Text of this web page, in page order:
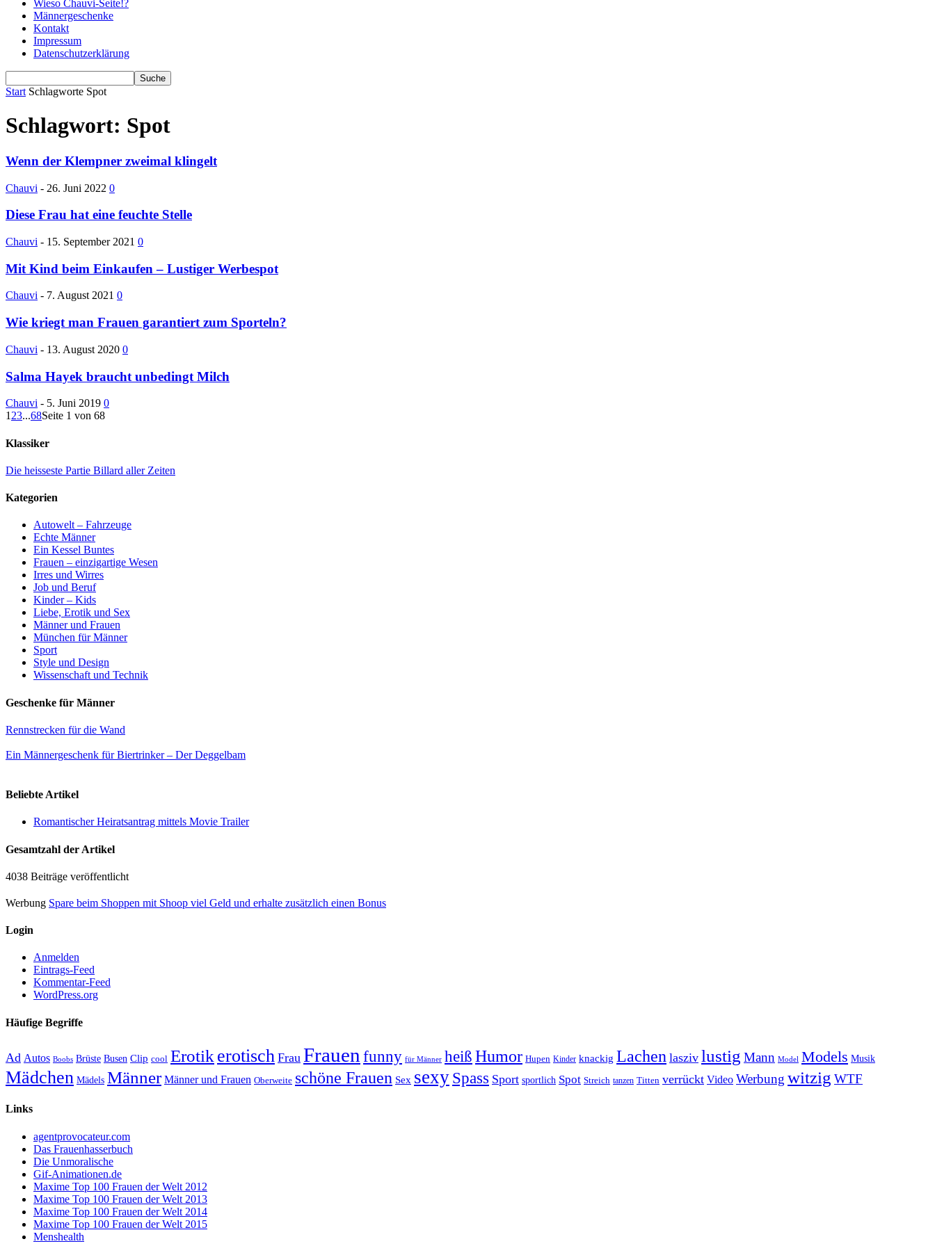
Wieso Chauvi-Seite!?
Männergeschenke
Kontakt
Impressum
Datenschutzerklärung
Start Schlagworte Spot
Schlagwort: Spot
Wenn der Klempner zweimal klingelt
Chauvi - 26. Juni 2022 0
Diese Frau hat eine feuchte Stelle
Chauvi - 15. September 2021 0
Mit Kind beim Einkaufen – Lustiger Werbespot
Chauvi - 7. August 2021 0
Wie kriegt man Frauen garantiert zum Sporteln?
Chauvi - 13. August 2020 0
Salma Hayek braucht unbedingt Milch
Chauvi - 5. Juni 2019 0
1 23...68Seite 1 von 68
Klassiker
Die heisseste Partie Billard aller Zeiten
Kategorien
Autowelt – Fahrzeuge
Echte Männer
Ein Kessel Buntes
Frauen – einzigartige Wesen
Irres und Wirres
Job und Beruf
Kinder – Kids
Liebe, Erotik und Sex
Männer und Frauen
München für Männer
Sport
Style und Design
Wissenschaft und Technik
Geschenke für Männer
Rennstrecken für die Wand
Ein Männergeschenk für Biertrinker – Der Deggelbam
Beliebte Artikel
Romantischer Heiratsantrag mittels Movie Trailer
Gesamtzahl der Artikel
4038 Beiträge veröffentlicht
Werbung Spare beim Shoppen mit Shoop viel Geld und erhalte zusätzlich einen Bonus
Login
Anmelden
Eintrags-Feed
Kommentar-Feed
WordPress.org
Häufige Begriffe
Ad Autos Boobs Brüste Busen Clip cool Erotik erotisch Frau Frauen funny für Männer heiß Humor Hupen Kinder knackig Lachen lasziv lustig Mann Model Models Musik
Mädchen Mädels Männer Männer und Frauen Oberweite schöne Frauen Sex sexy Spass Sport sportlich Spot Streich tanzen Titten verrückt Video Werbung witzig WTF
Links
agentprovocateur.com
Das Frauenhasserbuch
Die Unmoralische
Gif-Animationen.de
Maxime Top 100 Frauen der Welt 2012
Maxime Top 100 Frauen der Welt 2013
Maxime Top 100 Frauen der Welt 2014
Maxime Top 100 Frauen der Welt 2015
Menshealth